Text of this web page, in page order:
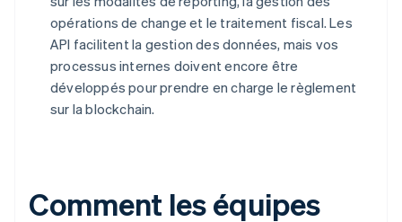
opérations de change et le traitement fiscal. Les
API facilitent la gestion des données, mais vos
processus internes doivent encore être
développés pour prendre en charge le règlement
sur la blockchain.
Comment les équipes